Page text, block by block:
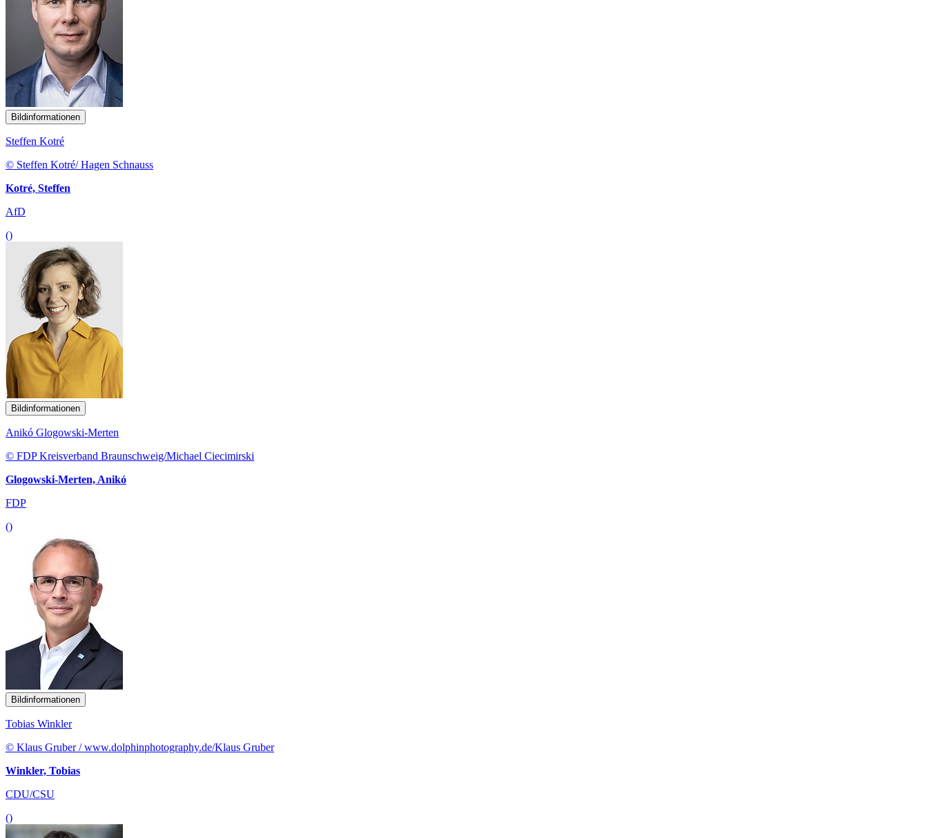
Bildinformationen
Steffen Kotré
© Steffen Kotré/ Hagen Schnauss
Kotré, Steffen
AfD
()
Bildinformationen
Anikó Glogowski-Merten
© FDP Kreisverband Braunschweig/Michael Ciecimirski
Glogowski-Merten, Anikó
FDP
()
Bildinformationen
Tobias Winkler
© Klaus Gruber / www.dolphinphotography.de/Klaus Gruber
Winkler, Tobias
CDU/CSU
()